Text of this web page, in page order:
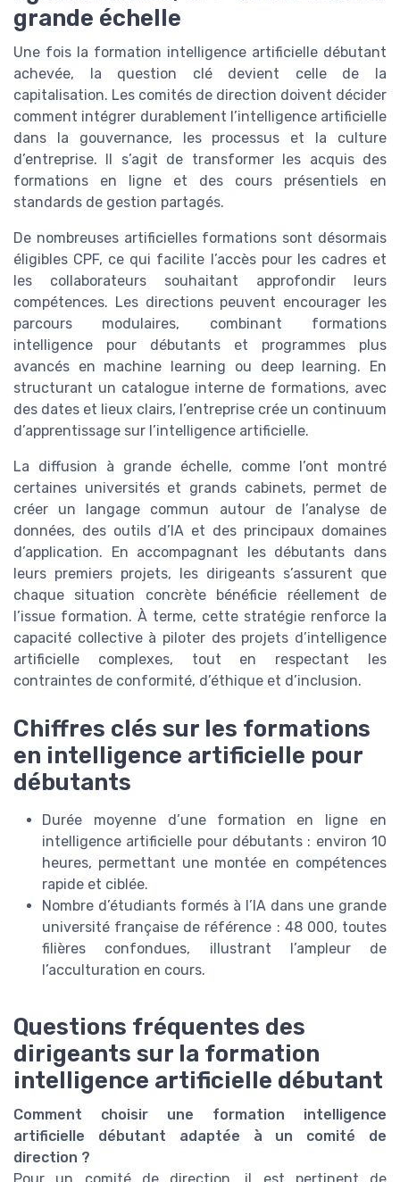
grande échelle
Une fois la formation intelligence artificielle débutant
achevée, la question clé devient celle de la
capitalisation. Les comités de direction doivent décider
comment intégrer durablement l’intelligence artificielle
dans la gouvernance, les processus et la culture
d’entreprise. Il s’agit de transformer les acquis des
formations en ligne et des cours présentiels en
standards de gestion partagés.
De nombreuses artificielles formations sont désormais
éligibles CPF, ce qui facilite l’accès pour les cadres et
les collaborateurs souhaitant approfondir leurs
compétences. Les directions peuvent encourager les
parcours modulaires, combinant formations
intelligence pour débutants et programmes plus
avancés en machine learning ou deep learning. En
structurant un catalogue interne de formations, avec
des dates et lieux clairs, l’entreprise crée un continuum
d’apprentissage sur l’intelligence artificielle.
La diffusion à grande échelle, comme l’ont montré
certaines universités et grands cabinets, permet de
créer un langage commun autour de l’analyse de
données, des outils d’IA et des principaux domaines
d’application. En accompagnant les débutants dans
leurs premiers projets, les dirigeants s’assurent que
chaque situation concrète bénéficie réellement de
l’issue formation. À terme, cette stratégie renforce la
capacité collective à piloter des projets d’intelligence
artificielle complexes, tout en respectant les
contraintes de conformité, d’éthique et d’inclusion.
Chiffres clés sur les formations
en intelligence artificielle pour
débutants
Durée moyenne d’une formation en ligne en
intelligence artificielle pour débutants : environ 10
heures, permettant une montée en compétences
rapide et ciblée.
Nombre d’étudiants formés à l’IA dans une grande
université française de référence : 48 000, toutes
filières confondues, illustrant l’ampleur de
l’acculturation en cours.
Questions fréquentes des
dirigeants sur la formation
intelligence artificielle débutant
Comment choisir une formation intelligence
artificielle débutant adaptée à un comité de
direction ?